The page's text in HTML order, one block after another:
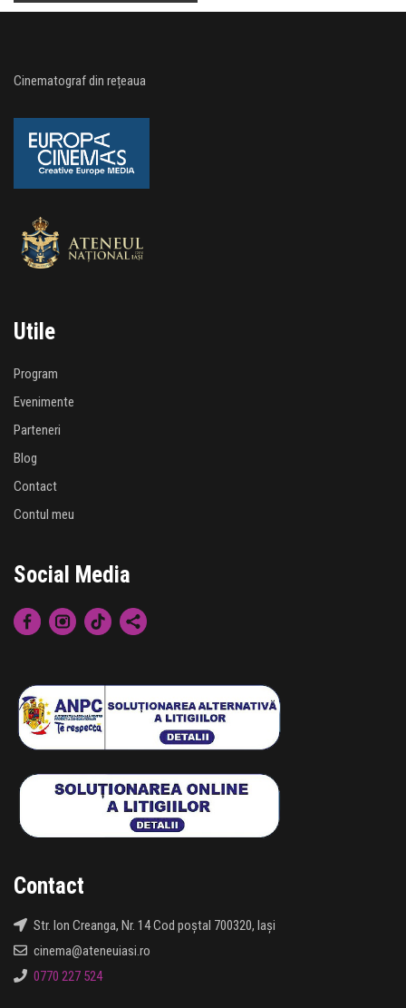
Cinematograf din rețeaua
Utile
Program
Evenimente
Parteneri
Blog
Contact
Contul meu
Social Media
Contact
Str. Ion Creanga, Nr. 14 Cod poștal 700320, Iași
cinema@ateneuiasi.ro
0770 227 524